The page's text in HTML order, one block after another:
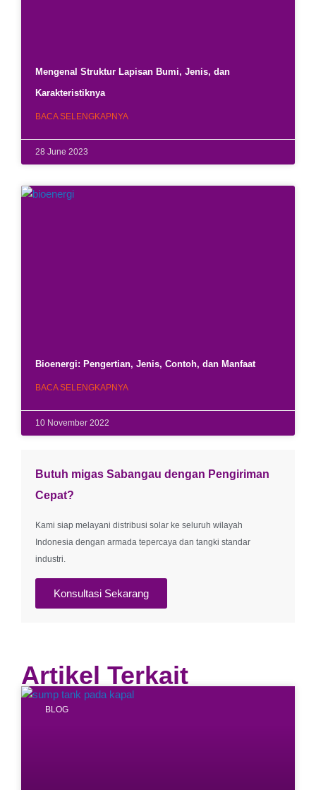
Mengenal Struktur Lapisan Bumi, Jenis, dan
Karakteristiknya
BACA SELENGKAPNYA
28 June 2023
Bioenergi: Pengertian, Jenis, Contoh, dan Manfaat
BACA SELENGKAPNYA
10 November 2022
Butuh migas Sabangau dengan Pengiriman
Cepat?
Kami siap melayani distribusi solar ke seluruh wilayah
Indonesia dengan armada tepercaya dan tangki standar
industri.
Konsultasi Sekarang
Artikel Terkait
BLOG